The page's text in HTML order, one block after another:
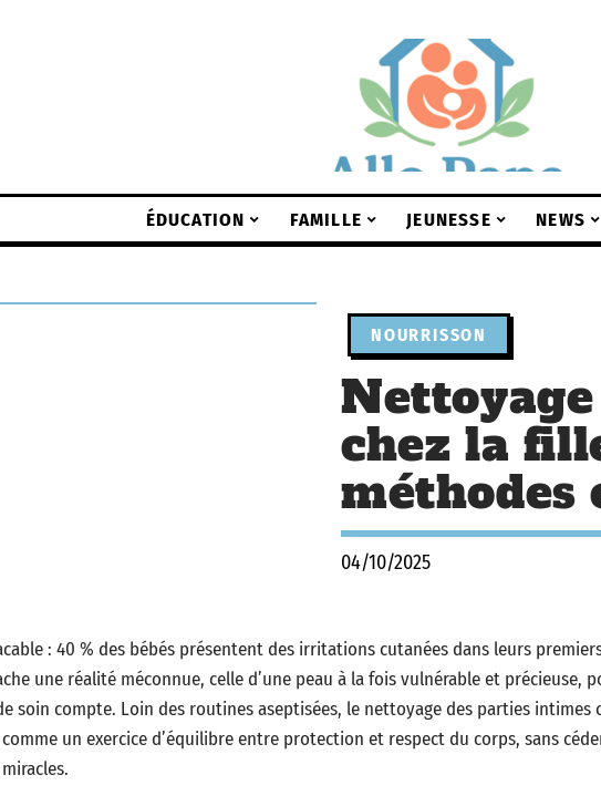
ÉDUCATION FAMILLE JEUNESSE NEWS
NOURRISSON
chez la
méthodes
04/10/2025
: 40 % des bébés présentent des irritations cutanées dans leurs
une réalité méconnue, celle d’une peau à la fois vulnérable et précieuse,
soin compte. Loin des routines aseptisées, le nettoyage des parties intimes
un exercice d’équilibre entre protection et respect du corps, sans